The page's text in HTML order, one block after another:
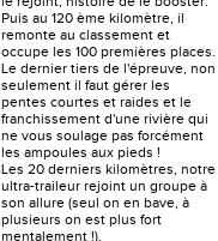
Puis au 120 ème kilomètre, il
remonte au classement et
occupe les 100 premières places.
Le dernier tiers de l'épreuve, non
seulement il faut gérer les
pentes courtes et raides et le
franchissement d'une rivière qui
ne vous soulage pas forcément
les ampoules aux pieds !
Les 20 derniers kilomètres, notre
ultra-traileur rejoint un groupe à
son allure (seul on en bave, à
plusieurs on est plus fort
mentalement !).